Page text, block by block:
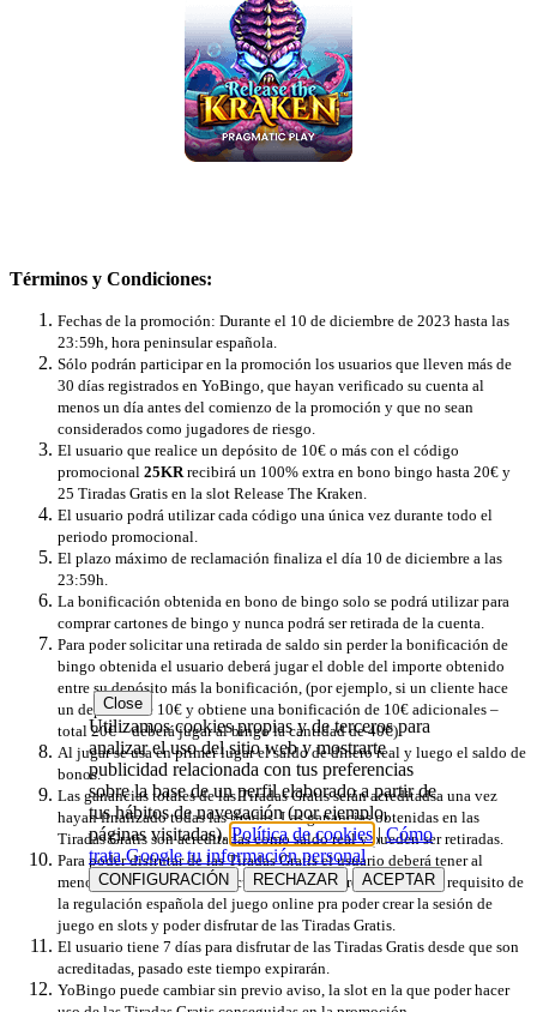
Términos y Condiciones:
Fechas de la promoción: Durante el 10 de diciembre de 2023 hasta las
23:59h, hora peninsular española.
Sólo podrán participar en la promoción los usuarios que lleven más de
30 días registrados en YoBingo, que hayan verificado su cuenta al
menos un día antes del comienzo de la promoción y que no sean
considerados como jugadores de riesgo.
El usuario que realice un depósito de 10€ o más con el código
promocional 25KRrecibirá un 100% extra en bono bingo hasta 20€ y
25 Tiradas Gratis en la slot Release The Kraken.
El usuario podrá utilizar cada código una única vez durante todo el
periodo promocional.
El plazo máximo de reclamación finaliza el día 10 de diciembre a las
23:59h.
La bonificación obtenida en bono de bingo solo se podrá utilizar ​​para
comprar cartones de bingo y nunca podrá ser retirada de la cuenta.
Para poder solicitar una retirada de saldo sin perder la bonificación de
bingo obtenida el usuario deberá jugar el doble del importe obtenido
entre su depósito más la bonificación, (por ejemplo, si un cliente hace
un depósito de 10€ y obtiene una bonificación de 10€ adicionales –
total 20€ – deberá jugar al bingo la cantidad de 40€).
Al jugar se usa en primer lugar el saldo de dinero real y luego el saldo de
bonos.
Las ganancias totales de las Tiradas Gratis serán acreditadsa una vez
hayan finalizado todas las tiradas. Las ganancias obtenidas en las
Tiradas Gratis son acreditadas como saldo real y pueden ser retiradas.
Para poder disfrutar de las Tiradas Gratis el usuario deberá tener al
menos 0,20 céntimos en su cuenta de dinero real. Esto es un requisito de
la regulación española del juego online pra poder crear la sesión de
juego en slots y poder disfrutar de las Tiradas Gratis.
El usuario tiene 7 días para disfrutar de las Tiradas Gratis desde que son
acreditadas, pasado este tiempo expirarán.
YoBingo puede cambiar sin previo aviso, la slot en la que poder hacer
Close
Utilizamos cookies propias y de terceros para
analizar el uso del sitio web y mostrarte
publicidad relacionada con tus preferencias
sobre la base de un perfil elaborado a partir de
tus hábitos de navegación (por ejemplo,
páginas visitadas).Política de cookies|Cómo
trata Google tu información personal
CONFIGURACIÓN RECHAZAR ACEPTAR